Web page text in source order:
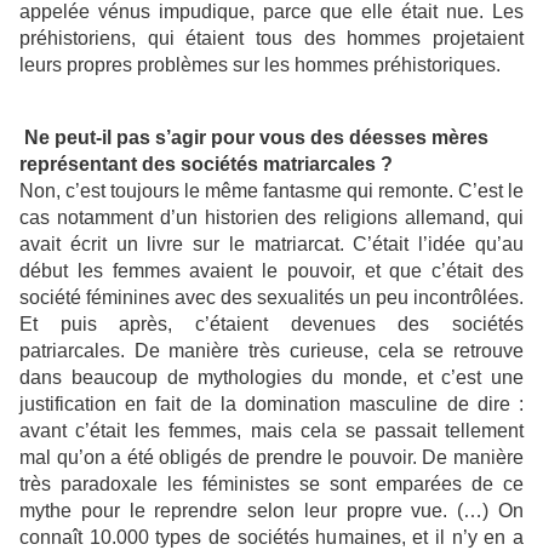
appelée vénus impudique, parce que elle était nue. Les
préhistoriens, qui étaient tous des hommes projetaient
leurs propres problèmes sur les hommes préhistoriques.
Ne peut-il pas s’agir pour vous des déesses mères
représentant des sociétés matriarcales ?
Non, c’est toujours le même fantasme qui remonte. C’est le
cas notamment d’un historien des religions allemand, qui
avait écrit un livre sur le matriarcat. C’était l’idée qu’au
début les femmes avaient le pouvoir, et que c’était des
société féminines avec des sexualités un peu incontrôlées.
Et puis après, c’étaient devenues des sociétés
patriarcales. De manière très curieuse, cela se retrouve
dans beaucoup de mythologies du monde, et c’est une
justification en fait de la domination masculine de dire :
avant c’était les femmes, mais cela se passait tellement
mal qu’on a été obligés de prendre le pouvoir. De manière
très paradoxale les féministes se sont emparées de ce
mythe pour le reprendre selon leur propre vue. (…) On
connaît 10.000 types de sociétés humaines, et il n’y en a